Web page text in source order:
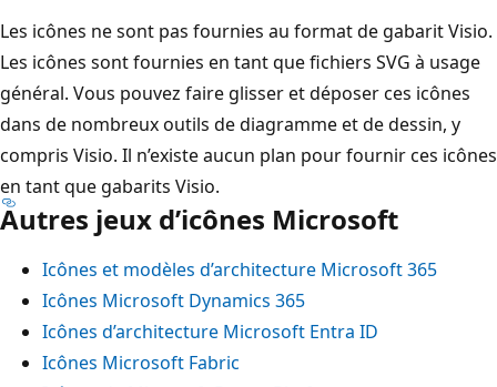
o
u
s
-
r
é
s
Les icônes ne sont pas fournies au format de gabarit Visio.
Les icônes sont fournies en tant que fichiers SVG à usage
général. Vous pouvez faire glisser et déposer ces icônes
dans de nombreux outils de diagramme et de dessin, y
compris Visio. Il n’existe aucun plan pour fournir ces icônes
en tant que gabarits Visio.
Autres jeux d’icônes Microsoft
Icônes et modèles d’architecture Microsoft 365
Icônes Microsoft Dynamics 365
Icônes d’architecture Microsoft Entra ID
Icônes Microsoft Fabric